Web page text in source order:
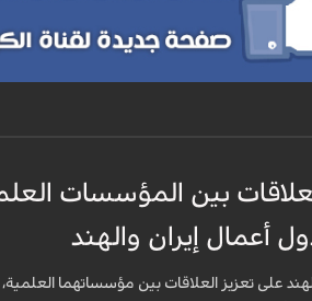
بين المؤسسات
أعمال إيران والهند
على تعزيز العلاقات بين مؤسساتهما